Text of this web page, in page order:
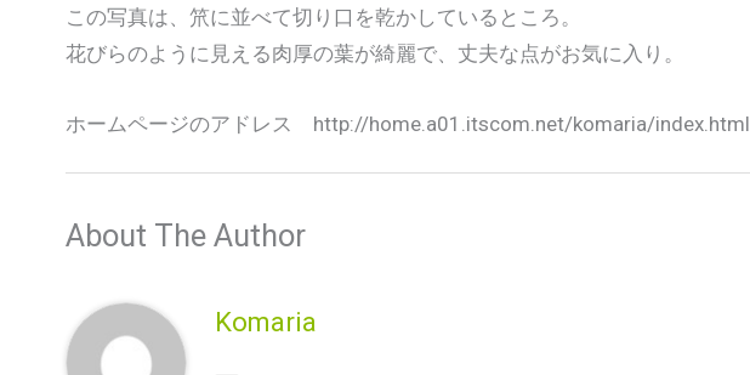
この写真は、笊に並べて切り口を乾かしているところ。
花びらのように見える肉厚の葉が綺麗で、丈夫な点がお気に入り。
ホームページのアドレス http://home.a01.itscom.net/komaria/index.html
About The Author
Komaria